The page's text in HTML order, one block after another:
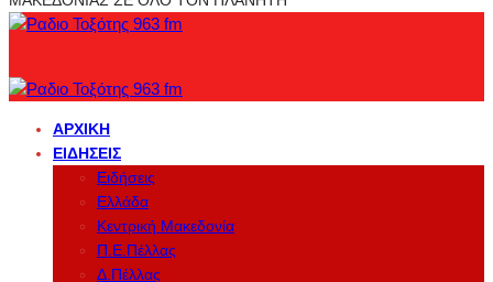
ΑΡΧΙΚΉ
ΕΙΔΉΣΕΙΣ
Ειδήσεις
Ελλάδα
Κεντρική Μακεδονία
Π.Ε.Πέλλας
Δ.Πέλλας